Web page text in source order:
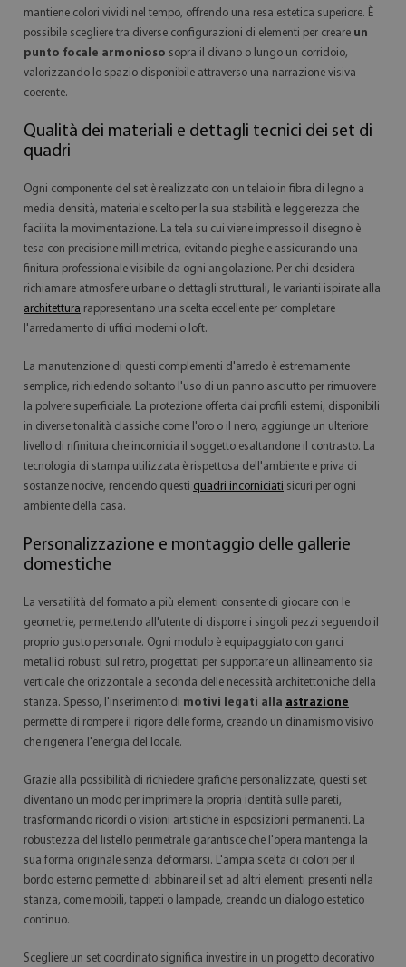
mantiene colori vividi nel tempo, offrendo una resa estetica superiore. È
possibile scegliere tra diverse configurazioni di elementi per creare un
punto focale armonioso sopra il divano o lungo un corridoio,
valorizzando lo spazio disponibile attraverso una narrazione visiva
coerente.
Qualità dei materiali e dettagli tecnici dei set di
quadri
Ogni componente del set è realizzato con un telaio in fibra di legno a
media densità, materiale scelto per la sua stabilità e leggerezza che
facilita la movimentazione. La tela su cui viene impresso il disegno è
tesa con precisione millimetrica, evitando pieghe e assicurando una
finitura professionale visibile da ogni angolazione. Per chi desidera
richiamare atmosfere urbane o dettagli strutturali, le varianti ispirate alla
architettura rappresentano una scelta eccellente per completare
l'arredamento di uffici moderni o loft.
La manutenzione di questi complementi d'arredo è estremamente
semplice, richiedendo soltanto l'uso di un panno asciutto per rimuovere
la polvere superficiale. La protezione offerta dai profili esterni, disponibili
in diverse tonalità classiche come l'oro o il nero, aggiunge un ulteriore
livello di rifinitura che incornicia il soggetto esaltandone il contrasto. La
tecnologia di stampa utilizzata è rispettosa dell'ambiente e priva di
sostanze nocive, rendendo questi quadri incorniciati sicuri per ogni
ambiente della casa.
Personalizzazione e montaggio delle gallerie
domestiche
La versatilità del formato a più elementi consente di giocare con le
geometrie, permettendo all'utente di disporre i singoli pezzi seguendo il
proprio gusto personale. Ogni modulo è equipaggiato con ganci
metallici robusti sul retro, progettati per supportare un allineamento sia
verticale che orizzontale a seconda delle necessità architettoniche della
stanza. Spesso, l'inserimento di motivi legati alla astrazione
permette di rompere il rigore delle forme, creando un dinamismo visivo
che rigenera l'energia del locale.
Grazie alla possibilità di richiedere grafiche personalizzate, questi set
diventano un modo per imprimere la propria identità sulle pareti,
trasformando ricordi o visioni artistiche in esposizioni permanenti. La
robustezza del listello perimetrale garantisce che l'opera mantenga la
sua forma originale senza deformarsi. L'ampia scelta di colori per il
bordo esterno permette di abbinare il set ad altri elementi presenti nella
stanza, come mobili, tappeti o lampade, creando un dialogo estetico
continuo.
Scegliere un set coordinato significa investire in un progetto decorativo